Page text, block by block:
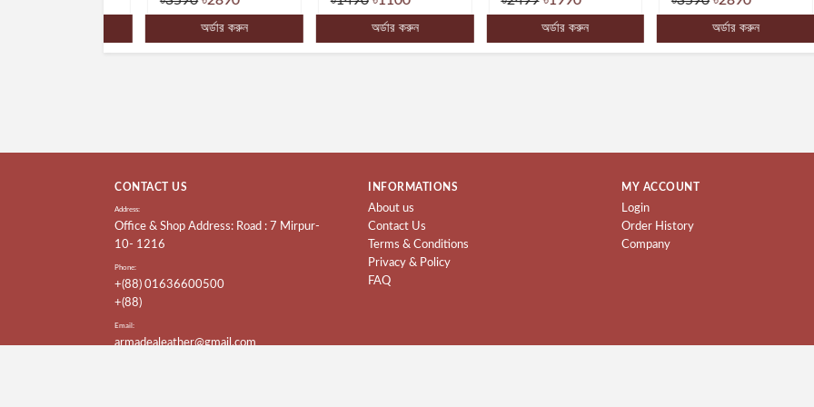
অর্ডার করুন অর্ডার করুন অর্ডার করুন অর্ডার করুন
CONTACT US
Address:
Office & Shop Address: Road : 7 Mirpur-
10- 1216
Phone:
+(88) 01636600500
+(88)
Email:
armadealeather@gmail.com
INFORMATIONS
About us
Contact Us
Terms & Conditions
Privacy & Policy
FAQ
MY ACCOUNT
Login
Order History
Company